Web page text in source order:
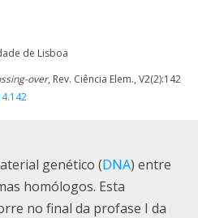
de Lisboa
over, Rev. Ciência Elem., V2(2):142
genético (DNA) entre
homólogos. Esta
no final da profase I da